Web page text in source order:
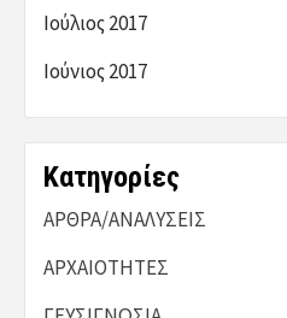
Ιούλιος 2017
Ιούνιος 2017
Kατηγορίες
ΑΡΘΡΑ/ΑΝΑΛΥΣΕΙΣ
ΑΡΧΑΙΟΤΗΤΕΣ